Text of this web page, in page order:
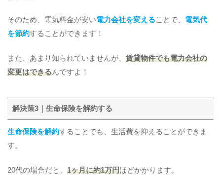
そのため、電気料金が安い電力会社を変えることで、 電気代
を節約することができます！
また、あまり知られていませんが、 賃貸物件でも電力会社の
変更はできるんですよ！
解決策3｜生命保険を解約する
生命保険を解約することでも、生活費を抑えることができま
す。
20代の場合だと、 1ヶ月に約1万円ほどかかります。